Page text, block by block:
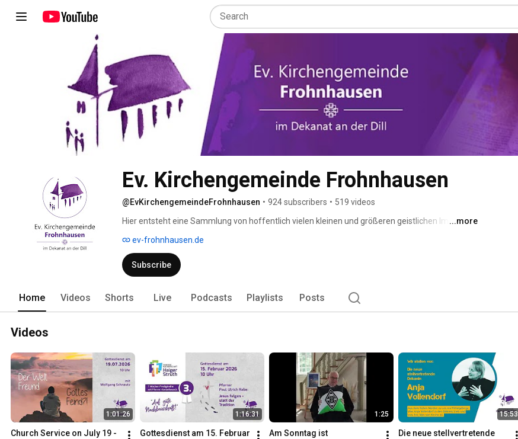
Ev. Kirchengemeinde Frohnhausen
@EvKirchengemeindeFrohnhausen • 924 subscribers • 519 videos
Hier entsteht eine Sammlung von hoffentlich vielen kleinen und größeren geistlichen Impulsen
alle anderen Interessierten aus der Weite des www!
...more
ev-frohnhausen.de
Subscribe
Home Videos Shorts Live Podcasts Playlists Posts
Videos
1:01:26
Church Service on July 19 -
1:16:31
Gottesdienst am 15. Februar
1:25
Am Sonntag ist
15:53
Die neue stellvertretende